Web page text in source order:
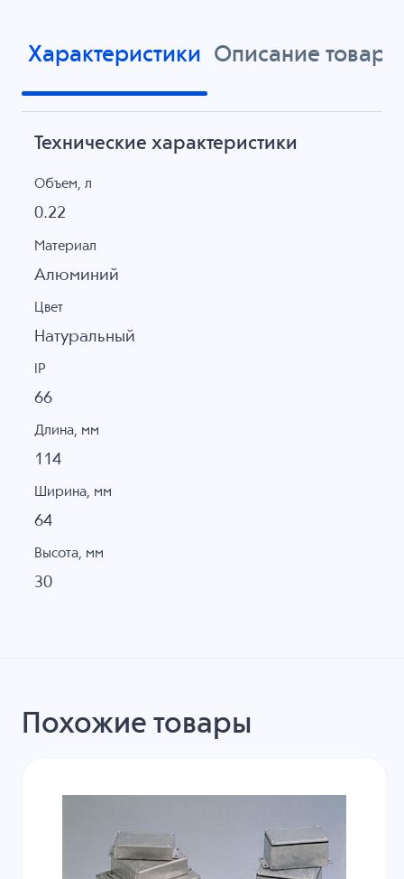
Характеристики Описание товара
Технические характеристики
Объем, л
0.22
Материал
Алюминий
Цвет
Натуральный
IP
66
Длина, мм
114
Ширина, мм
64
Высота, мм
30
Похожие товары